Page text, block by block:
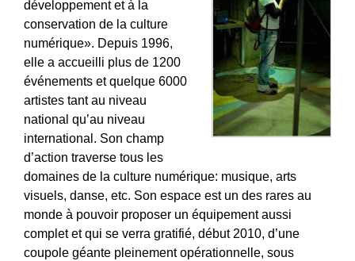
développement et à la
conservation de la culture
numérique». Depuis 1996,
elle a accueilli plus de 1200
événements et quelque 6000
artistes tant au niveau
national qu’au niveau
international. Son champ
d’action traverse tous les
domaines de la culture numérique: musique, arts
visuels, danse, etc. Son espace est un des rares au
monde à pouvoir proposer un équipement aussi
complet et qui se verra gratifié, début 2010, d’une
coupole géante pleinement opérationnelle, sous